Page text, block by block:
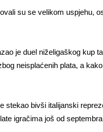
su se velikom uspjehu,
je duel niželigaškog kup
neisplaćenih plata, a
stekao bivši italijanski
igračima još od